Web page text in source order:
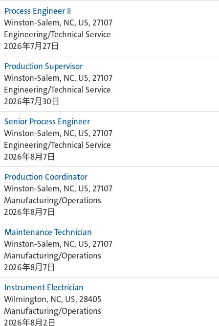
Process Engineer II
Winston-Salem, NC, US, 27107
Engineering/Technical Service
2026年7月27日
Production Supervisor
Winston-Salem, NC, US, 27107
Engineering/Technical Service
2026年7月30日
Senior Process Engineer
Winston-Salem, NC, US, 27107
Engineering/Technical Service
2026年8月7日
Production Coordinator
Winston-Salem, NC, US, 27107
Manufacturing/Operations
2026年8月7日
Maintenance Technician
Winston-Salem, NC, US, 27107
Manufacturing/Operations
2026年8月7日
Instrument Electrician
Wilmington, NC, US, 28405
Manufacturing/Operations
2026年8月2日